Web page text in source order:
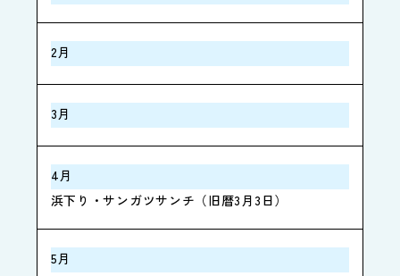
2月
3月
4月
浜下り・サンガツサンチ（旧暦3月3日）
5月